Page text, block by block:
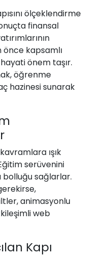
ölçeklendirme
finansal
kapsamlı
önem taşır.
öğrenme
hazinesi sunarak
ışık
serüvenini
bolluğu sağlarlar.
animasyonlu
web
Kapı